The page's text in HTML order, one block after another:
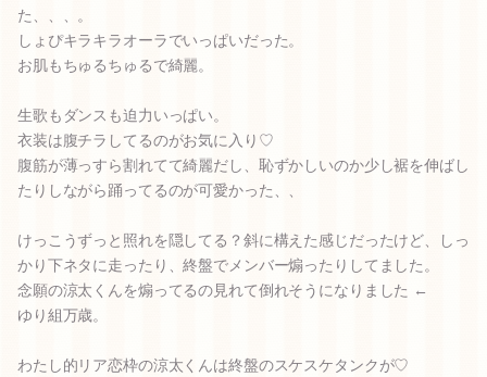
た、、、。
しょぴキラキラオーラでいっぱいだった。
お肌もちゅるちゅるで綺麗。
生歌もダンスも迫力いっぱい。
衣装は腹チラしてるのがお気に入り♡
腹筋が薄っすら割れてて綺麗だし、恥ずかしいのか少し裾を伸ばし
たりしながら踊ってるのが可愛かった、、
けっこうずっと照れを隠してる？斜に構えた感じだったけど、しっ
かり下ネタに走ったり、終盤でメンバー煽ったりしてました。
念願の涼太くんを煽ってるの見れて倒れそうになりました ←
ゆり組万歳。
わたし的リア恋枠の涼太くんは終盤のスケスケタンクが♡